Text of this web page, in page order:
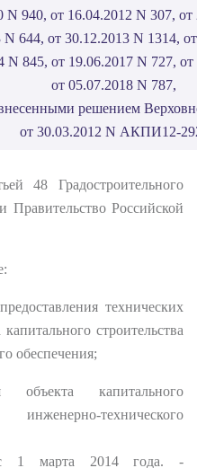
N 940, от 16.04.2012 N 307,
N 644, от 30.12.2013 N 1314,
N 845, от 19.06.2017 N 727,
от 05.07.2018 N 787,
решением
от 30.03.2012 N АКПИ12-
48 Градостроительного
Правительство Российской
технических
строительства
обеспечения;
объекта капитального
технического
с 1 марта 2014 года. -